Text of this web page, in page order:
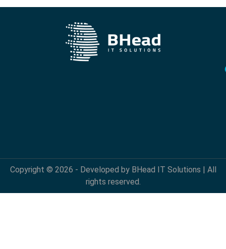
Copyright © 2026 - Developed by BHead IT Solutions | All
rights reserved.